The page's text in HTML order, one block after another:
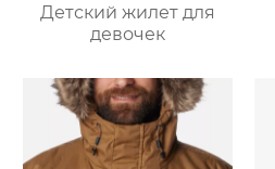
Детский жилет для
девочек